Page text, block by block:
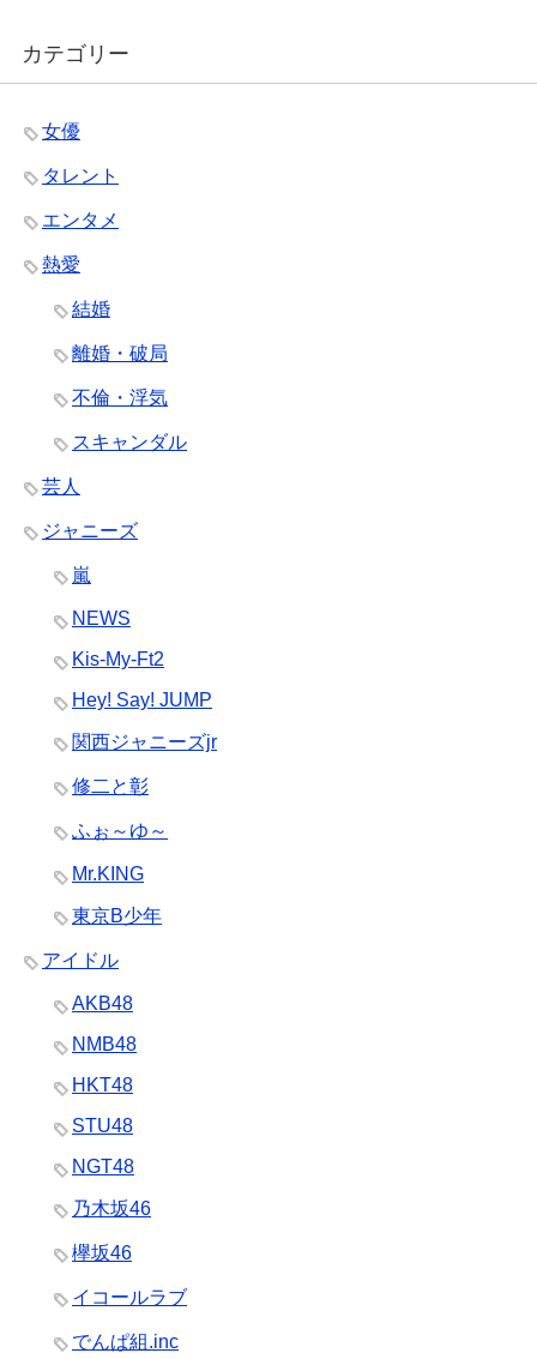
カテゴリー
女優
タレント
エンタメ
熱愛
結婚
離婚・破局
不倫・浮気
スキャンダル
芸人
ジャニーズ
嵐
NEWS
Kis-My-Ft2
Hey! Say! JUMP
関西ジャニーズjr
修二と彰
ふぉ～ゆ～
Mr.KING
東京B少年
アイドル
AKB48
NMB48
HKT48
STU48
NGT48
乃木坂46
欅坂46
イコールラブ
でんぱ組.inc